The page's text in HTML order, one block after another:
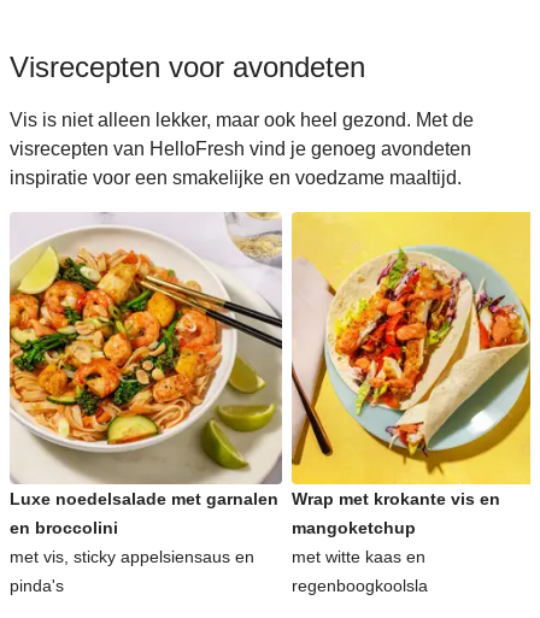
Visrecepten voor avondeten
Vis is niet alleen lekker, maar ook heel gezond. Met de
visrecepten van HelloFresh vind je genoeg avondeten
inspiratie voor een smakelijke en voedzame maaltijd.
Luxe noedelsalade met garnalen
en broccolini
met vis, sticky appelsiensaus en
pinda's
Wrap met krokante vis en
mangoketchup
met witte kaas en
regenboogkoolsla